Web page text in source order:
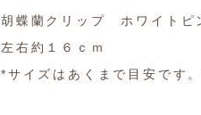
胡蝶蘭クリップ ホワイトピ
左右約１６ｃｍ
*サイズはあくまで目安です